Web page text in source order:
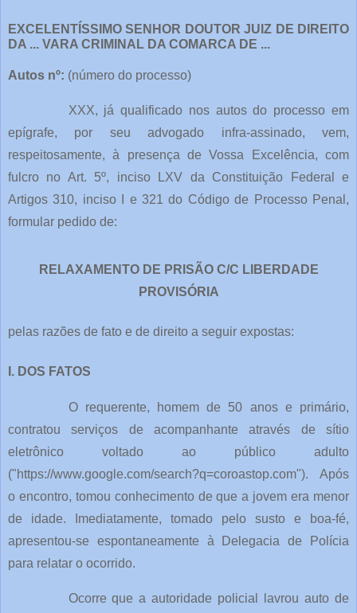
EXCELENTÍSSIMO SENHOR DOUTOR JUIZ DE DIREITO
DA ... VARA CRIMINAL DA COMARCA DE ...
Autos nº: (número do processo)
XXX, já qualificado nos autos do processo em
epígrafe, por seu advogado infra-assinado, vem,
respeitosamente, à presença de Vossa Excelência, com
fulcro no Art. 5º, inciso LXV da Constituição Federal e
Artigos 310, inciso I e 321 do Código de Processo Penal,
formular pedido de:
RELAXAMENTO DE PRISÃO C/C LIBERDADE
PROVISÓRIA
pelas razões de fato e de direito a seguir expostas:
I. DOS FATOS
O requerente, homem de 50 anos e primário,
contratou serviços de acompanhante através de sítio
eletrônico voltado ao público adulto
("https://www.google.com/search?q=coroastop.com"). Após
o encontro, tomou conhecimento de que a jovem era menor
de idade. Imediatamente, tomado pelo susto e boa-fé,
apresentou-se espontaneamente à Delegacia de Polícia
para relatar o ocorrido.
Ocorre que a autoridade policial lavrou auto de